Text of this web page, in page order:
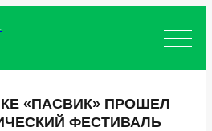
«ПАСВИК» ПРОШЕЛ
ФЕСТИВАЛЬ